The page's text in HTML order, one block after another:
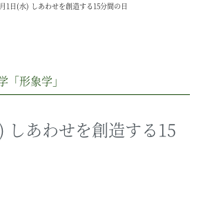
1日(水) しあわせを創造する15分間の日
「形象学」
しあわせを創造する15